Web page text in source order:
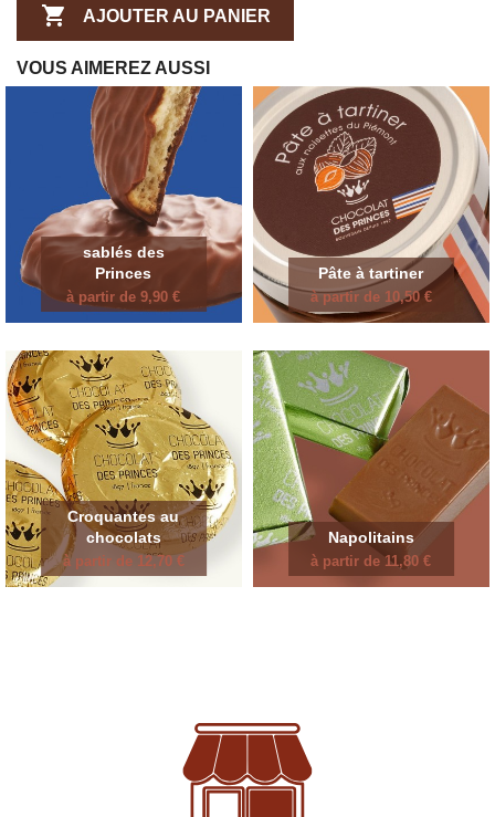
 AJOUTER AU PANIER
VOUS AIMEREZ AUSSI
sablés des
Princes
à partir de 9,90 €
Pâte à tartiner
à partir de 10,50 €
Croquantes au
chocolats
à partir de 12,70 €
Napolitains
à partir de 11,80 €